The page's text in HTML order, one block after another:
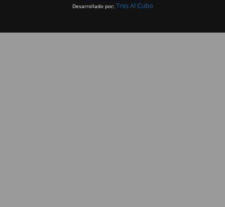
Desarrollado por: Tres Al Cubo